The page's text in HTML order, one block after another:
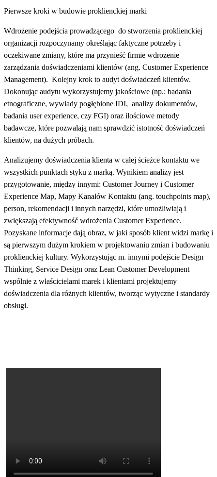
Pierwsze kroki w budowie proklienckiej marki
Wdrożenie podejścia prowadzącego do stworzenia proklienckiej
organizacji rozpoczynamy określając faktyczne potrzeby i
oczekiwane zmiany, które ma przynieść firmie wdrożenie
zarządzania doświadczeniami klientów (ang. Customer Experience
Management). Kolejny krok to audyt doświadczeń klientów.
Dokonując audytu wykorzystujemy jakościowe (np.: badania
etnograficzne, wywiady pogłębione IDI, analizy dokumentów,
badania user experience, czy FGI) oraz ilościowe metody
badawcze, które pozwalają nam sprawdzić istotność doświadczeń
klientów, na dużych próbach.
Analizujemy doświadczenia klienta w całej ścieżce kontaktu we
wszystkich punktach styku z marką. Wynikiem analizy jest
przygotowanie, między innymi: Customer Journey i Customer
Experience Map, Mapy Kanałów Kontaktu (ang. touchpoints map),
person, rekomendacji i innych narzędzi, które umożliwiają i
zwiększają efektywność wdrożenia Customer Experience.
Pozyskane informacje dają obraz, w jaki sposób klient widzi markę i
są pierwszym dużym krokiem w projektowaniu zmian i budowaniu
proklienckiej kultury. Wykorzystując m. innymi podejście Design
Thinking, Service Design oraz Lean Customer Development
wspólnie z właścicielami marek i klientami projektujemy
doświadczenia dla różnych klientów, tworząc wytyczne i standardy
obsługi.